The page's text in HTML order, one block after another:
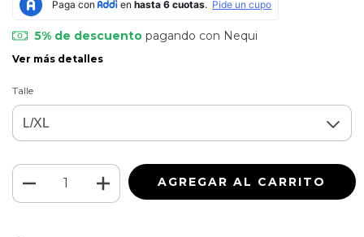
5% de descuentopagando con Nequi
Ver más detalles
Talle